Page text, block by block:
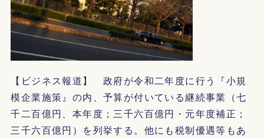
【ビジネス報道】 政府が令和二年度に行う『小規
模企業施策』の内、予算が付いている継続事業（七
千二百億円、本年度；三千六百億円・元年度補正；
三千六百億円）を列挙する。他にも税制優遇等もあ